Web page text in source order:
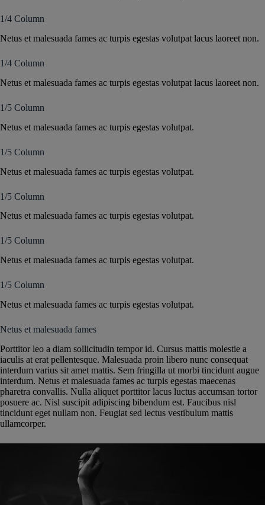
1/4 Column
Netus et malesuada fames ac turpis egestas volutpat lacus laoreet non.
1/4 Column
Netus et malesuada fames ac turpis egestas volutpat lacus laoreet non.
1/5 Column
Netus et malesuada fames ac turpis egestas volutpat.
1/5 Column
Netus et malesuada fames ac turpis egestas volutpat.
1/5 Column
Netus et malesuada fames ac turpis egestas volutpat.
1/5 Column
Netus et malesuada fames ac turpis egestas volutpat.
1/5 Column
Netus et malesuada fames ac turpis egestas volutpat.
Netus et malesuada fames
Porttitor leo a diam sollicitudin tempor id. Cursus mattis molestie a
iaculis at erat pellentesque. Malesuada proin libero nunc consequat
interdum varius sit amet mattis. Sem fringilla ut morbi tincidunt augue
interdum. Netus et malesuada fames ac turpis egestas maecenas
pharetra convallis. Nulla aliquet porttitor lacus luctus accumsan tortor
posuere ac. Nisl suscipit adipiscing bibendum est. Faucibus nisl
tincidunt eget nullam non. Feugiat sed lectus vestibulum mattis
ullamcorper.